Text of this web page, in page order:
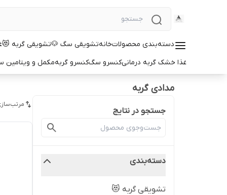
دسته‌بندی محصولاتخانهتشویقی سگ 🐶تشویقی گربه 😻
غذا خشک گربه درمانیکنسرو سگکنسرو گربهمکمل و ویتامین
مدادی گربه
جستجو در نتایج
دسته‌بندی
تشویقی گربه 😻